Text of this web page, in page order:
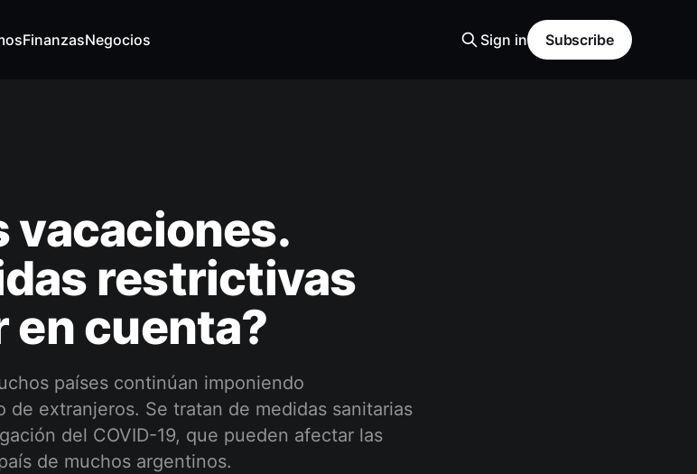
FinanzasNegocios Sign in Subscribe
vacaciones.
restrictivas
en cuenta?
países continúan imponiendo
de extranjeros. Se tratan de medidas sanitarias
del COVID-19, que pueden afectar las
de muchos argentinos.